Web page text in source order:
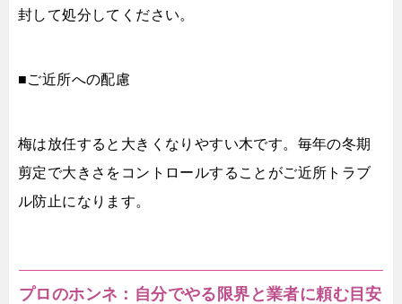
封して処分してください。
■ご近所への配慮
梅は放任すると大きくなりやすい木です。毎年の冬期
剪定で大きさをコントロールすることがご近所トラブ
ル防止になります。
プロのホンネ：自分でやる限界と業者に頼む目安